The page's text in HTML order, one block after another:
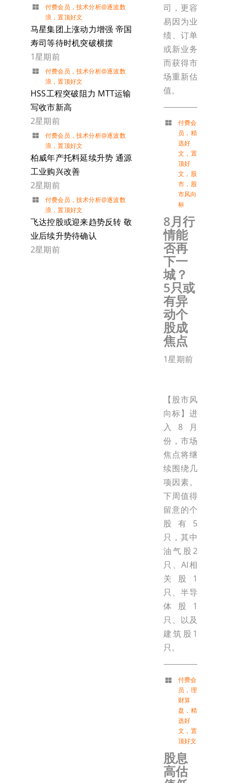
付费会员 ， 技术分析@逐波数
浪 ，置顶好文
马星集团上涨动力增强 帝国
寿司等待时机突破横摆
1星期前
付费会员 ， 技术分析@逐波数
浪 ，置顶好文
HSS工程突破阻力 MTT运输
写收市新高
2星期前
付费会员 ， 技术分析@逐波数
浪 ，置顶好文
柏威年产托料延续升势 通源
工业购兴改善
2星期前
付费会员 ， 技术分析@逐波数
浪 ，置顶好文
飞达控股或迎来趋势反转 敬
业后续升势待确认
2星期前
司，更容
易因为业
绩、订单
或新业务
而获得市
场重新估
值。
付费会
员 ， 精
选好
文 ， 置
顶好
文 ， 股
市 ， 股
市风向
标
8月行
情能
否再
下一
城？
5只或
有异
动个
股成
焦点
1星期前
【股市风
向标】进
入8月
份，市场
焦点将继
续围绕几
项因素。
下周值得
留意的个
股有5
只，其中
油气股2
只、AI相
关股1
只、半导
体股1
只、以及
建筑股1
只。
付费会
员 ， 理
财算
盘 ， 精
选好
文 ， 置
顶好文
股息
高估